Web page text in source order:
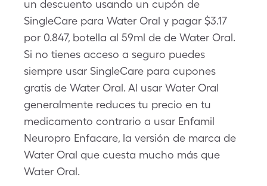
un descuento usando un cupón de
SingleCare para Water Oral y pagar $3.17
por 0.847, botella al 59ml de de Water Oral.
Si no tienes acceso a seguro puedes
siempre usar SingleCare para cupones
gratis de Water Oral. Al usar Water Oral
generalmente reduces tu precio en tu
medicamento contrario a usar Enfamil
Neuropro Enfacare, la versión de marca de
Water Oral que cuesta mucho más que
Water Oral.